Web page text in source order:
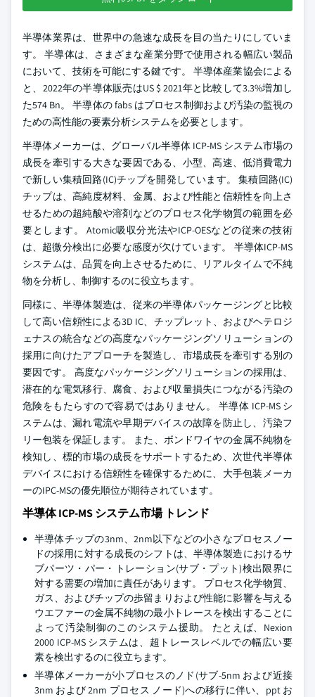
半導体業界は、世界中の急速な成長を目の当たりにしていま
す。 半導体は、さまざまな産業分野で使用される幅広い製品
において、技術を可能にする鍵です。 半導体産業協会による
と、2022年の半導体販売はUS $ 2021年と比較して3.3%増加し
た574 Bn。 半導体の fabs はプロセス制御および汚染の監視の
ための高性能の要素分析システムを必要とします。
半導体メーカーは、グローバル半導体 ICP-MS システム市場の
成長を牽引する大きな要因である、小型、高速、低消費電力
で新しい集積回路(IC)チップを開発しています。 集積回路(IC)
チップは、高純度材料、金属、および性能と信頼性を向上さ
せるための超純酸や溶剤などのプロセス化学物質の範囲を必
要とします。 Atomic吸収分光法やICP-OESなどの従来の技術
は、超微分検出に必要な感度が欠けています。 半導体ICP-MS
システムは、品質を向上させるために、リアルタイムで不純
物を分析し、制御するのに役立ちます。
同様に、半導体製造は、従来の半導体パッケージングと比較
して高い信頼性による3D IC、チップレット、およびヘテロジ
ェナスの統合などの高度なパッケージングソリューションの
採用に向けたアプローチを製造し、市場成長を牽引する別の
要因です。 高度なパッケージングソリューションの採用は、
潜在的な電気移行、腐食、および収量損失につながる汚染の
危険をもたらすので容易ではありません。 半導体 ICP-MS シ
ステムは、漏れ電流や早期デバイスの故障を防止し、汚染フ
リー包装を保証します。 また、ボンドワイヤの金属不純物を
検知し、標的市場の成長をサポートするため、次世代半導体
デバイスにおける信頼性を確保するために、大手包装メーカ
ーのIPC-MSの優先順位が期待されています。
半導体 ICP-MS システム市場 トレンド
半導体チップの3nm、2nm以下などの小さなプロセスノー
ドの採用に対する成長のシフトは、半導体製造におけるサ
ブパーツ・パー・トレーション(サブ・プット)検出限界に
対する需要の増加に責任があります。 プロセス化学物質、
ガス、およびチップの歩留まりおよび性能に影響を与える
ウエファーの金属不純物の最小トレースを検出することに
よって汚染制御のこのシステム援助。 たとえば、Nexion
2000 ICP-MS システムは、超トレースレベルでの幅広い要
素を検出するのに役立ちます。
半導体メーカーが小プロセスのノド(サブ-5nm および近接
3nm および 2nm プロセス ノード)への移行に伴い、ppt お